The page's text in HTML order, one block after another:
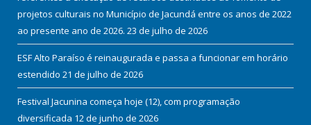
projetos culturais no Município de Jacundá entre os anos de 2022
ao presente ano de 2026. 23 de julho de 2026
ESF Alto Paraíso é reinaugurada e passa a funcionar em horário
estendido 21 de julho de 2026
Festival Jacunina começa hoje (12), com programação
diversificada 12 de junho de 2026